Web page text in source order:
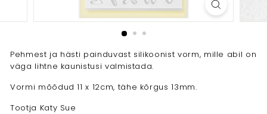
Pehmest ja hästi painduvast silikoonist vorm, mille abil on
väga lihtne kaunistusi valmistada.
Vormi mõõdud 11 x 12cm, tähe kõrgus 13mm.
Tootja Katy Sue